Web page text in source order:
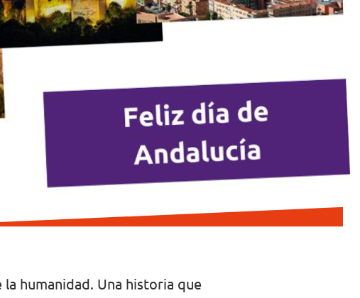
humanidad. Una historia que